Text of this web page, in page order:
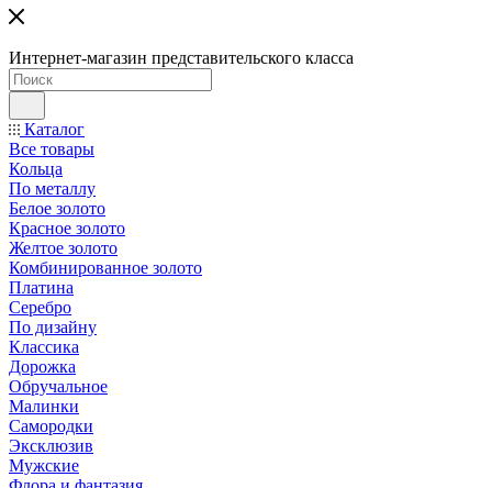
Интернет-магазин представительского класса
Каталог
Все товары
Кольца
По металлу
Белое золото
Красное золото
Желтое золото
Комбинированное золото
Платина
Серебро
По дизайну
Классика
Дорожка
Обручальное
Малинки
Самородки
Эксклюзив
Мужские